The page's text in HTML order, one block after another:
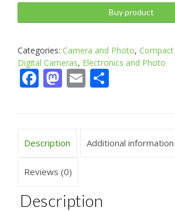
Buy product
Categories: Camera and Photo,
Digital Cameras, Electronics and Photo
Facebook
Mastodon
Email
Description Additional information
Reviews (0)
Description